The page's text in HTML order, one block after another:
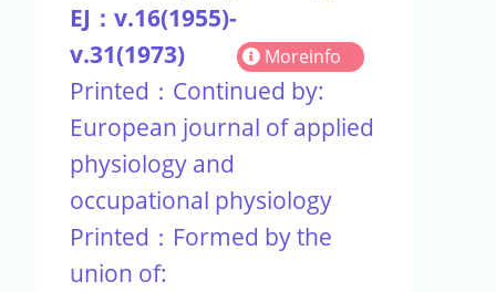
EJ：v.16(1955)-
v.31(1973)
Moreinfo
Printed：Continued by:
European journal of applied
physiology and
occupational physiology
Printed：Formed by the
union of: